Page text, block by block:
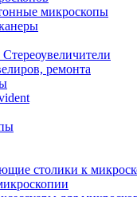
микроскопы
ремонта
столики к